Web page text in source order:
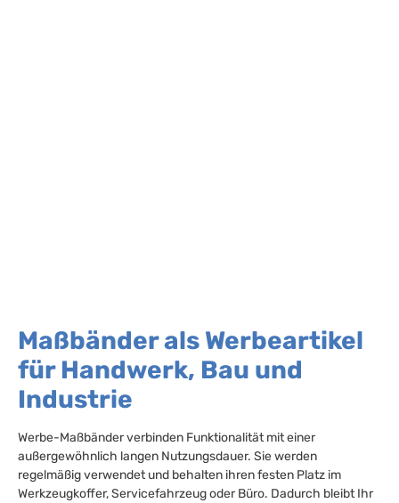
Maßbänder als Werbeartikel
für Handwerk, Bau und
Industrie
Werbe-Maßbänder verbinden Funktionalität mit einer
außergewöhnlich langen Nutzungsdauer. Sie werden
regelmäßig verwendet und behalten ihren festen Platz im
Werkzeugkoffer, Servicefahrzeug oder Büro. Dadurch bleibt Ihr